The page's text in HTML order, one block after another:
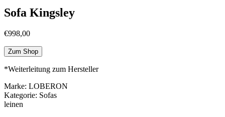
Sofa Kingsley
€998,00
Zum Shop
*Weiterleitung zum Hersteller
Marke: LOBERON
Kategorie: Sofas
leinen